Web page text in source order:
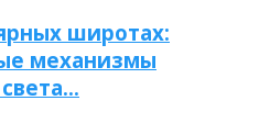
широтах:
механизмы